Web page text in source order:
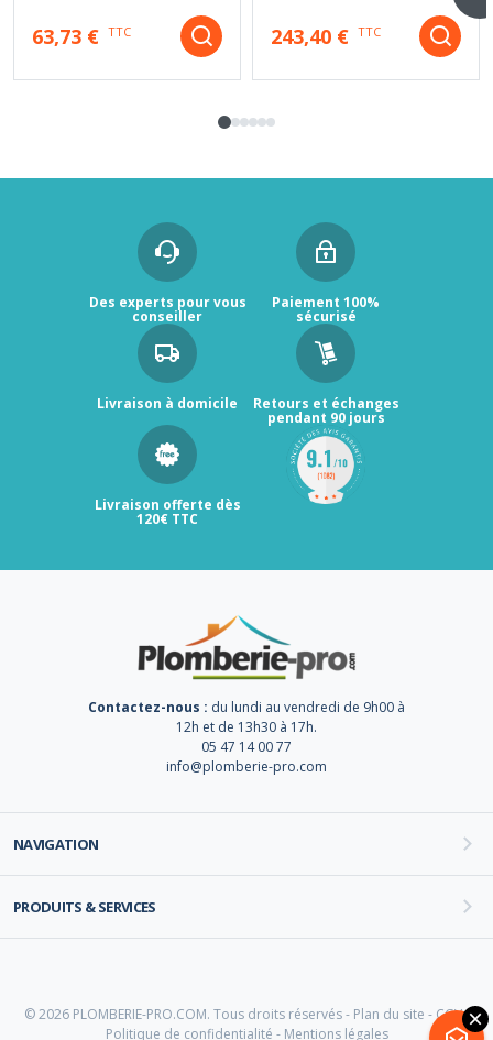
63,73 € TTC 243,40 € TTC
Des experts pour vous
conseiller
Paiement 100%
sécurisé
Livraison à domicile Retours et échanges
pendant 90 jours
Livraison offerte dès
120€ TTC
Contactez-nous : du lundi au vendredi de 9h00 à
12h et de 13h30 à 17h.
05 47 14 00 77
info@plomberie-pro.com
NAVIGATION
PRODUITS & SERVICES
© 2026 PLOMBERIE-PRO.COM. Tous droits réservés - Plan du site -CGV-
Politique de confidentialité - Mentions légales